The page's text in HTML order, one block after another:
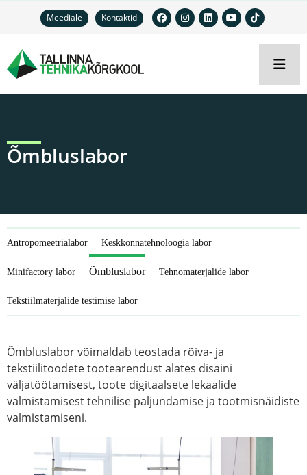
Meediale Kontaktid
Õmbluslabor
Antropomeetrialabor Keskkonnatehnoloogia labor
Minifactory labor Õmbluslabor Tehnomaterjalide labor
Tekstiilmaterjalide testimise labor
Õmbluslabor võimaldab teostada rõiva- ja
tekstiilitoodete tootearendust alates disaini
väljatöötamisest, toote digitaalsete lekaalide
valmistamisest tehnilise paljundamise ja tootmisnäidiste
valmistamiseni.